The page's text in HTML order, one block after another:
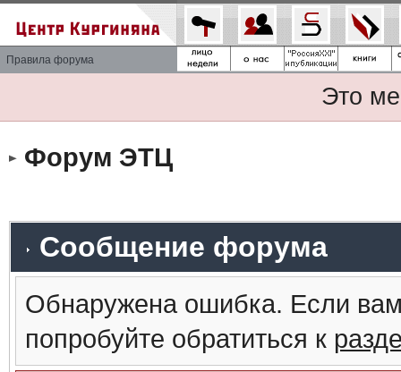
Правила форума
Это
Форум ЭТЦ
Сообщение форума
Обнаружена ошибка. Если
попробуйте обратиться к